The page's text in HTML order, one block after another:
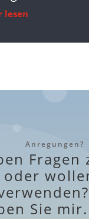
lesen
Anregungen?
Fragen
Sie mir.